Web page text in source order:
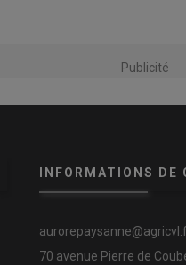
Publicité
INFORMATIONS DE
70 avenue Pierre de